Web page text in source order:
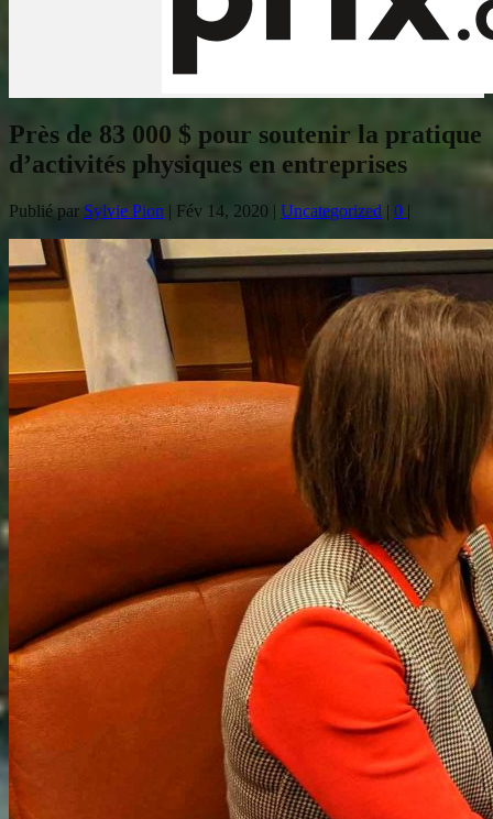
Près de 83 000 $ pour soutenir la pratique
d’activités physiques en entreprises
Publié par Sylvie Pion | Fév 14, 2020 | Uncategorized | 0 |